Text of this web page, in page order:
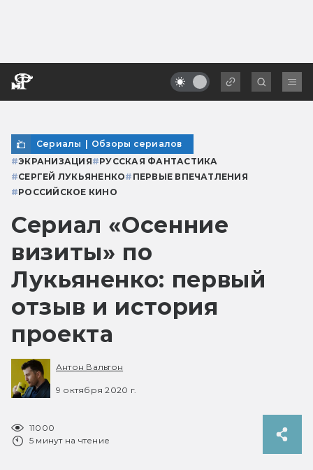
Сериалы | Обзоры сериалов
#ЭКРАНИЗАЦИЯ#РУССКАЯ ФАНТАСТИКА
#СЕРГЕЙ ЛУКЬЯНЕНКО# ПЕРВЫЕ ВПЕЧАТЛЕНИЯ
#РОССИЙСКОЕ КИНО
Сериал «Осенние
визиты» по
Лукьяненко: первый
отзыв и история
проекта
Антон Вальтон
9 октября 2020 г.
11000
5 минут на чтение